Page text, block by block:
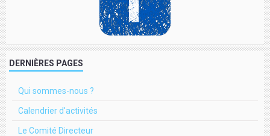
DERNIÈRES PAGES
Qui sommes-nous ?
Calendrier d'activités
Le Comité Directeur